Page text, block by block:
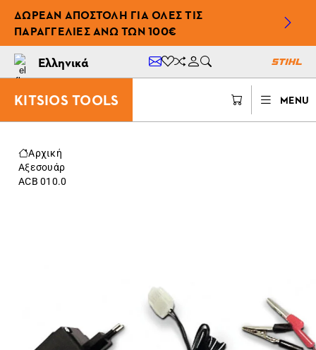
ΔΩΡΕΆΝ ΑΠΟΣΤΟΛΉ ΓΙΑ ΌΛΕΣ ΤΙΣ
ΠΑΡΑΓΓΕΛΊΕΣ ΆΝΩ ΤΩΝ 100€
Ελληνικά
KITSIOS TOOLS MENU
Αρχική
Αξεσουάρ
ACB 010.0